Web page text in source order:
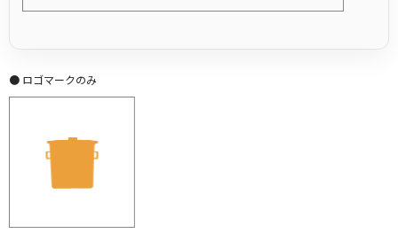
● ロゴマークのみ